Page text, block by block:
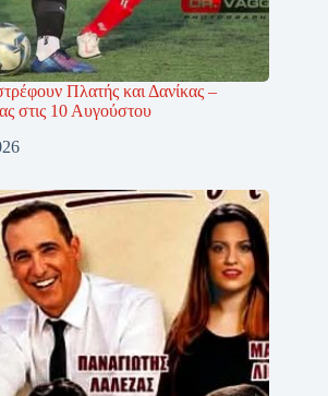
Πλατής και Δανίκας –
στις 10 Αυγούστου